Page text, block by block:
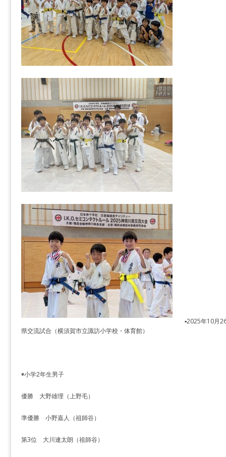
▪️2025年10月
県交流試合（横須賀市立諏訪小学校・体育館）
◉小学2年生男子
優勝 大野雄理（上野毛）
準優勝 小野嘉人（祖師谷）
第3位 大川連太朗（祖師谷）